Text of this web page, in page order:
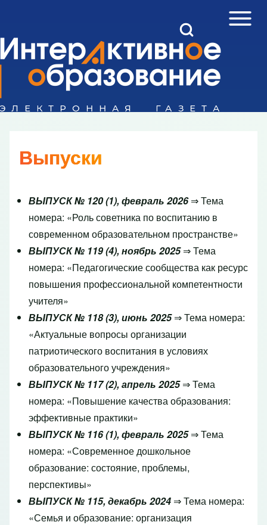
Поиск
Open Sidebar
Open Search Block
Выпуски
ВЫПУСК № 120 (1), февраль 2026⇒ Тема
номера: «Роль советника по воспитанию в
современном образовательном пространстве»
ВЫПУСК № 119 (4), ноябрь 2025⇒ Тема
номера: «Педагогические сообщества как ресурс
повышения профессиональной компетентности
учителя»
ВЫПУСК № 118 (3), июнь 2025⇒ Тема номера:
«Актуальные вопросы организации
патриотического воспитания в условиях
образовательного учреждения»
ВЫПУСК № 117 (2), апрель 2025⇒ Тема
номера: «Повышение качества образования:
эффективные практики»
ВЫПУСК № 116 (1), февраль 2025⇒ Тема
номера: «Современное дошкольное
образование: состояние, проблемы,
перспективы»
ВЫПУСК № 115, декабрь 2024 ⇒ Тема номера:
«Семья и образование: организация